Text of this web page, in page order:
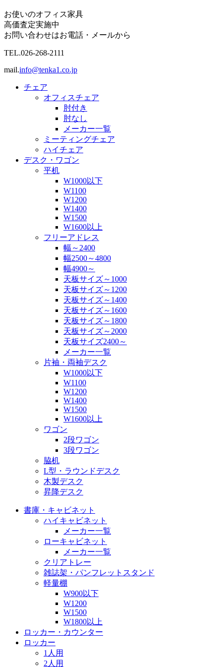
お使いのオフィス家具
高価査定実施中
お問い合わせはお電話・メールから
TEL.026-268-2111
mail.info@tenka1.co.jp
チェア
オフィスチェア
肘付き
肘なし
メーカー一覧
ミーティングチェア
ハイチェア
デスク・ワゴン
平机
W1000以下
W1100
W1200
W1400
W1500
W1600以上
フリーアドレス
幅～2400
幅2500～4800
幅4900～
天板サイズ～1000
天板サイズ～1200
天板サイズ～1400
天板サイズ～1600
天板サイズ～1800
天板サイズ～2000
天板サイズ2400～
メーカー一覧
片袖・両袖デスク
W1000以下
W1100
W1200
W1400
W1500
W1600以上
ワゴン
2段ワゴン
3段ワゴン
脇机
L型・ラウンドデスク
木製デスク
昇降デスク
書庫・キャビネット
ハイキャビネット
メーカー一覧
ローキャビネット
メーカー一覧
クリアトレー
雑誌架・パンフレットスタンド
軽量棚
W900以下
W1200
W1500
W1800以上
ロッカー・カウンター
ロッカー
1人用
2人用